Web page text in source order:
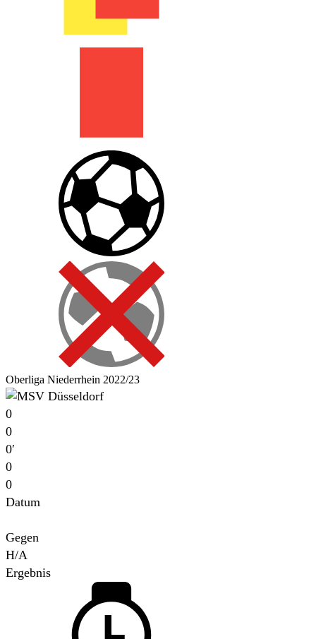
Oberliga Niederrhein 2022/23
0
0
0′
0
0
Datum
Gegen
H/A
Ergebnis